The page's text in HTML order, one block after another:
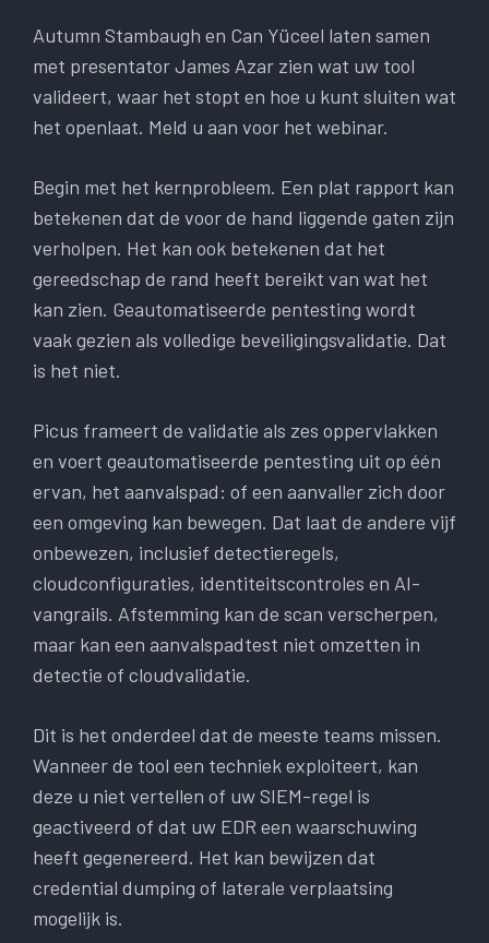
Autumn Stambaugh en Can Yüceel laten samen
met presentator James Azar zien wat uw tool
valideert, waar het stopt en hoe u kunt sluiten wat
het openlaat. Meld u aan voor het webinar.
Begin met het kernprobleem. Een plat rapport kan
betekenen dat de voor de hand liggende gaten zijn
verholpen. Het kan ook betekenen dat het
gereedschap de rand heeft bereikt van wat het
kan zien. Geautomatiseerde pentesting wordt
vaak gezien als volledige beveiligingsvalidatie. Dat
is het niet.
Picus frameert de validatie als zes oppervlakken
en voert geautomatiseerde pentesting uit op één
ervan, het aanvalspad: of een aanvaller zich door
een omgeving kan bewegen. Dat laat de andere vijf
onbewezen, inclusief detectieregels,
cloudconfiguraties, identiteitscontroles en AI-
vangrails. Afstemming kan de scan verscherpen,
maar kan een aanvalspadtest niet omzetten in
detectie of cloudvalidatie.
Dit is het onderdeel dat de meeste teams missen.
Wanneer de tool een techniek exploiteert, kan
deze u niet vertellen of uw SIEM-regel is
geactiveerd of dat uw EDR een waarschuwing
heeft gegenereerd. Het kan bewijzen dat
credential dumping of laterale verplaatsing
mogelijk is.